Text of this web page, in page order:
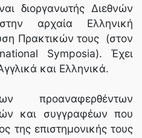
διοργανωτής Διεθνών
αρχαία Ελληνική
Πρακτικών τους (στον
Symposia). Έχει
και Ελληνικά.
και συγγραφέων που
της επιστημονικής τους